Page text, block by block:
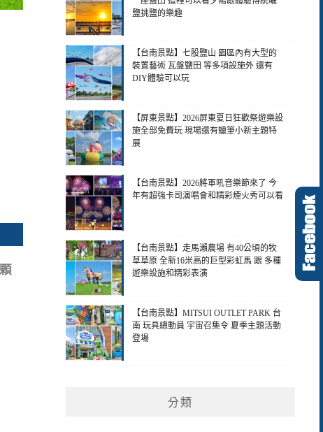
鹽挑鹽的樂趣
【台南景點】七股鹽山 園區內有大型的
裝置藝術 瓦盤鹽田 等多項設施外 還有
DIY體驗可以玩
【屏東景點】2026屏東夏日狂歡祭遊樂設
施全部免費玩 現場還有蠟筆小新主題特
展
【台南景點】2026將軍吼音樂節來了 今
年有超強卡司演唱會和精彩煙火秀可以看
【台南景點】走馬瀨農場 有40公頃的牧
草草原 全新16米高的巨型彩虹馬 跟 多種
遊樂設施和精彩表演
【台南景點】MITSUI OUTLET PARK 台
南 玩具總動員 宇宙召集令 夏季主題活動
登場
分類